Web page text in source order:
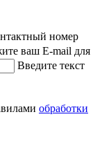
номер
ваш E-mail для
Введите текст
обработки